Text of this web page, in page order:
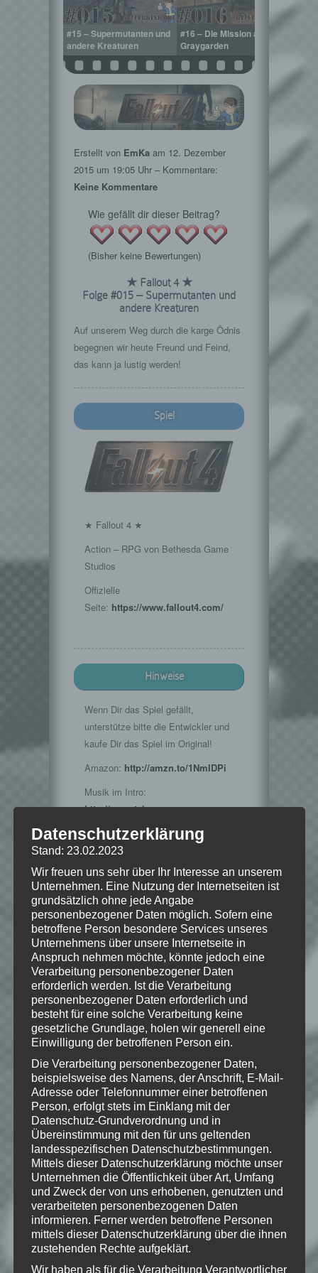
#15 – Supermutanten und
andere Kreaturen
#16 – Die Mission aus
Graygarden
Erstellt von EmKa am 12. Dezember
2015 um 19:05 Uhr – Kommentare:
Keine Kommentare
Wie gefällt dir dieser Beitrag?
(Bisher keine Bewertungen)
★ Fallout 4 ★
Folge #015 – Supermutanten und
andere Kreaturen
Auf unserem Weg durch die karge Ödnis
begegnen wir heute Freund und Feind,
das kann ja lustig werden!
Spiel
★ Fallout 4 ★
Action – RPG von Bethesda Game
Studios
Offizielle
Seite: https://www.fallout4.com/
Hinweise
Wenn Dir das Spiel gefällt,
unterstütze bitte die Entwickler und
kaufe Dir das Spiel im Original!
Amazon: http://amzn.to/1NmIDPi
Musik im Intro:
http://www.teknoaxe.com
Vielen Dank für die Erlaubnis 🙂
© 2015 Bethesda Softworks LLC, ein
ZeniMax-Media-Unternehmen. Bethesda,
Bethesda Softworks, Bethesda Game
Studios, ZeniMax und die dazugehörigen
Logos sind Marken oder eingetragene
Marken von ZeniMax Media Inc. in den
USA und/oder anderen Ländern. Alle
übrigen Marken und Handelsnamen sind
Eigentum ihrer jeweiligen Rechteinhaber.
Alle Rechte vorbehalten.
Wie gefällt dir dieser Beitrag?
Klicke hier und lasse
eine Bewertung da!
Schreibe einen Kommentar
Deine E-Mail-Adresse wird nicht
veröffentlicht. Erforderliche Felder
sind mit*markiert
Kommentar *
Datenschutzerklärung
Stand: 23.02.2023
Wir freuen uns sehr über Ihr Interesse an unserem
Unternehmen. Eine Nutzung der Internetseiten ist
grundsätzlich ohne jede Angabe
personenbezogener Daten möglich. Sofern eine
betroffene Person besondere Services unseres
Unternehmens über unsere Internetseite in
Anspruch nehmen möchte, könnte jedoch eine
Verarbeitung personenbezogener Daten
erforderlich werden. Ist die Verarbeitung
personenbezogener Daten erforderlich und
besteht für eine solche Verarbeitung keine
gesetzliche Grundlage, holen wir generell eine
Einwilligung der betroffenen Person ein.
Die Verarbeitung personenbezogener Daten,
beispielsweise des Namens, der Anschrift, E-Mail-
Adresse oder Telefonnummer einer betroffenen
Person, erfolgt stets im Einklang mit der
Datenschutz-Grundverordnung und in
Übereinstimmung mit den für uns geltenden
landesspezifischen Datenschutzbestimmungen.
Mittels dieser Datenschutzerklärung möchte unser
Unternehmen die Öffentlichkeit über Art, Umfang
und Zweck der von uns erhobenen, genutzten und
verarbeiteten personenbezogenen Daten
informieren. Ferner werden betroffene Personen
mittels dieser Datenschutzerklärung über die ihnen
zustehenden Rechte aufgeklärt.
Wir haben als für die Verarbeitung Verantwortlicher